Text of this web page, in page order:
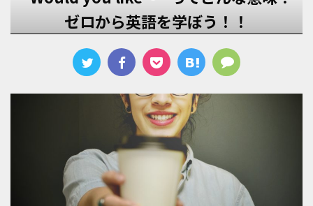
ゼロから英語を学ぼう！！